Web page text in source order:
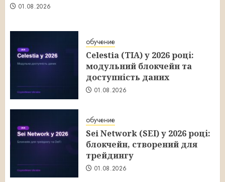
01.08.2026
обучение
Celestia (TIA) у 2026 році:
модульний блокчейн та
доступність даних
01.08.2026
обучение
Sei Network (SEI) у 2026 році:
блокчейн, створений для
трейдингу
01.08.2026